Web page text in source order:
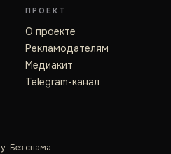
ПРОЕКТ
О проекте
Рекламодателям
Медиакит
Telegram-канал
Без спама.